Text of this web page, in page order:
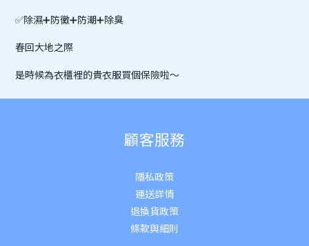
✅除濕➕防黴➕防潮➕除臭
春回大地之際
是時候為衣櫃裡的貴衣服買個保險啦～
顧客服務
隱私政策
運送詳情
退換貨政策
條款與細則